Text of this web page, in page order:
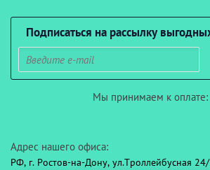
Подписаться на рассылку
Мы принимаем к оплате:
Адрес нашего офиса:
РФ, г. Ростов-на-Дону, ул.Троллейбусная